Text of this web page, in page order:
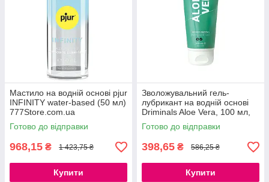
Мастило на водній основі pjur
INFINITY water-based (50 мл)
777Store.com.ua
Готово до відправки
968,15 ₴ 1 423,75 ₴
Купити
Зволожувальний гель-
лубрикант на водній основі
Driminals Aloe Vera, 100 мл,
екстракт алое
777Store.com.ua
Готово до відправки
398,65 ₴ 586,25 ₴
Купити